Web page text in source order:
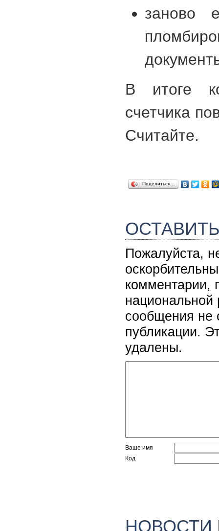
заново
В итоге
счетчика
Считайте.
Поделиться…
Пожалуйста,
комментарии,
национальной
сообщения не
публикации.
удалены.
Ваше имя
Код